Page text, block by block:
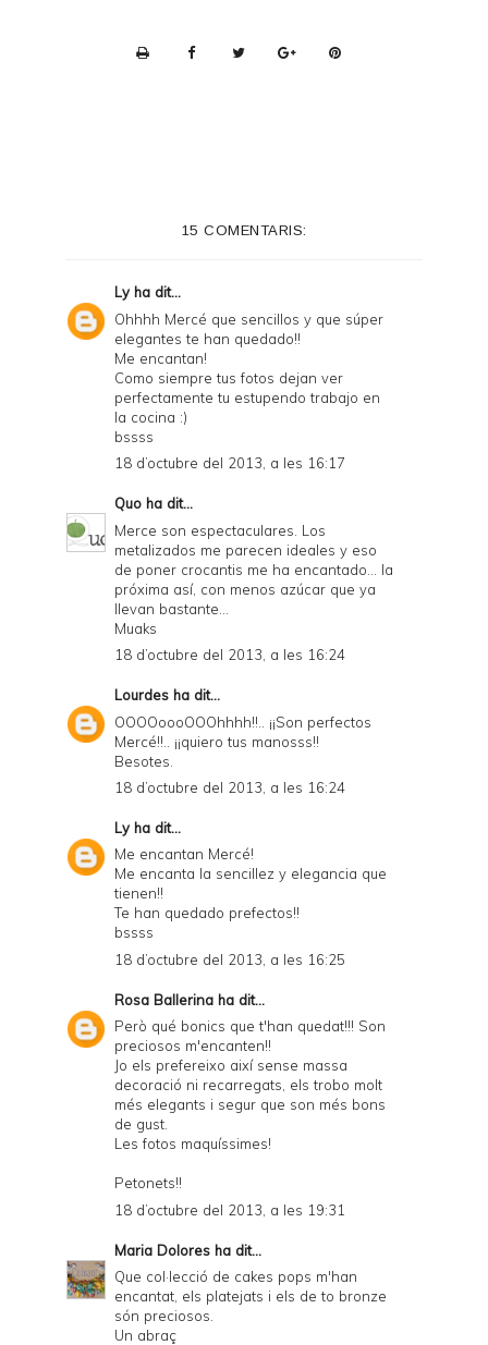
i
e
n
l
y
a
n
d
F
15 COMENTARIS:
Lyha dit...
Ohhhh Mercé que sencillos y que súper
elegantes te han quedado!!
Me encantan!
Como siempre tus fotos dejan ver
perfectamente tu estupendo trabajo en
la cocina :)
bssss
18 d’octubre del 2013, a les 16:17
Quo ha dit...
Merce son espectaculares. Los
metalizados me parecen ideales y eso
de poner crocantis me ha encantado... la
próxima así, con menos azúcar que ya
llevan bastante...
Muaks
18 d’octubre del 2013, a les 16:24
Lourdes ha dit...
OOOOoooOOOhhhh!!.. ¡¡Son perfectos
Mercé!!.. ¡¡quiero tus manosss!!
Besotes.
18 d’octubre del 2013, a les 16:24
Lyha dit...
Me encantan Mercé!
Me encanta la sencillez y elegancia que
tienen!!
Te han quedado prefectos!!
bssss
18 d’octubre del 2013, a les 16:25
Rosa Ballerina ha dit...
Però qué bonics que t'han quedat!!! Son
preciosos m'encanten!!
Jo els prefereixo així sense massa
decoració ni recarregats, els trobo molt
més elegants i segur que son més bons
de gust.
Les fotos maquíssimes!
Petonets!!
18 d’octubre del 2013, a les 19:31
Maria Dolores ha dit...
Que col·lecció de cakes pops m'han
encantat, els platejats i els de to bronze
són preciosos.
Un abraç